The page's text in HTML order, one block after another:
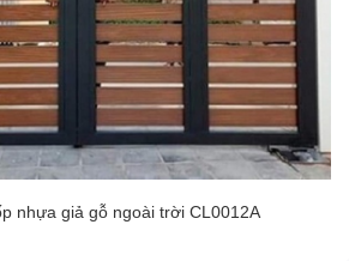
nhựa giả gỗ ngoài trời CL0012A